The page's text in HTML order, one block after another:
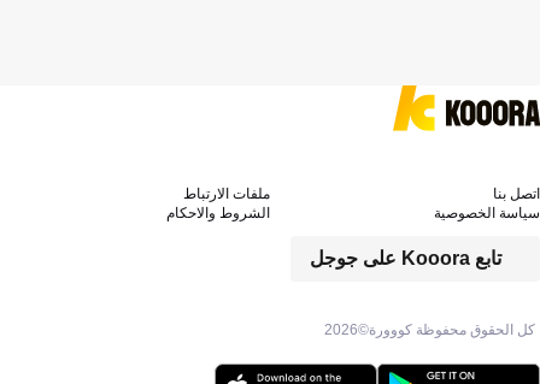
كل الحقوق محفوظة كووورة©2026
تابع Kooora على جوجل
اتصل بنا
ملفات الارتباط
سياسة الخصوصية
الشروط والاحكام